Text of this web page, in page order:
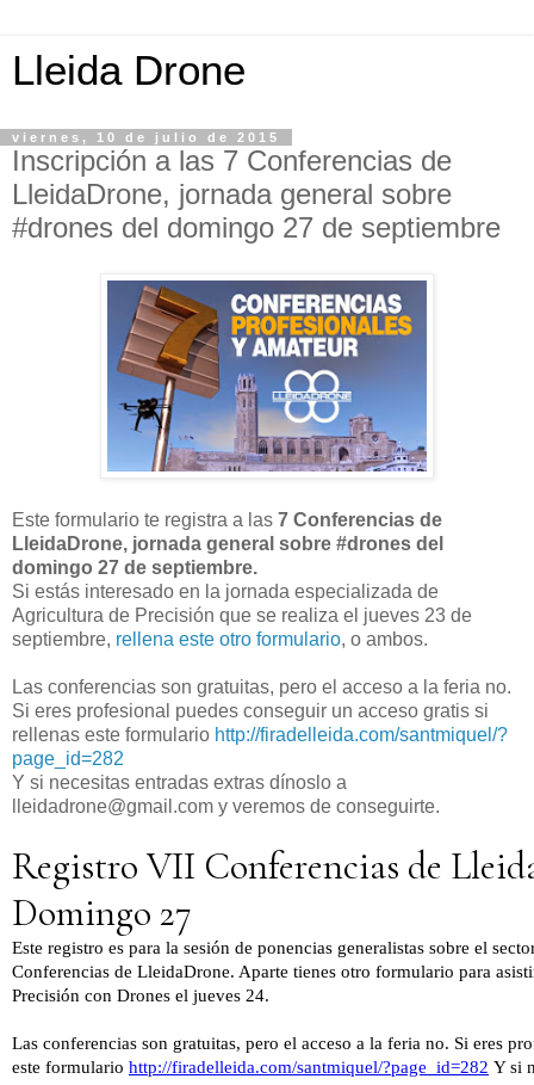
Lleida Drone
viernes, 10 de julio de 2015
Inscripción a las 7 Conferencias de
LleidaDrone, jornada general sobre
#drones del domingo 27 de septiembre
Este formulario te registra a las 7 Conferencias de
LleidaDrone, jornada general sobre #drones del
domingo 27 de septiembre.
Si estás interesado en la jornada especializada de
Agricultura de Precisión que se realiza el jueves 23 de
septiembre, rellena este otro formulario, o ambos.
Las conferencias son gratuitas, pero el acceso a la feria no.
Si eres profesional puedes conseguir un acceso gratis si
rellenas este formulario http://firadelleida.com/santmiquel/?
page_id=282
Y si necesitas entradas extras dínoslo a
lleidadrone@gmail.com y veremos de conseguirte.